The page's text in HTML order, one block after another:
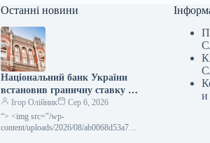
Останні новини
Національний банк України
встановив граничну ставку за
тримісячними депозитними
сертифікатами, що дорівнює
обліковій ставці плюс 3,5
Ігор Олійник
Сер 6, 2026
“> <img src="/wp-
content/uploads/2026/08/ab0068d53a743
и